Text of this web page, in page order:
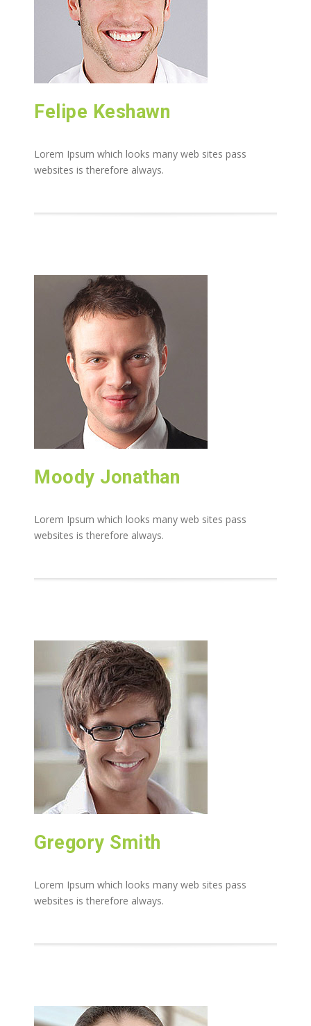
Felipe Keshawn
Lorem Ipsum which looks many web sites pass
websites is therefore always.
Moody Jonathan
Lorem Ipsum which looks many web sites pass
websites is therefore always.
Gregory Smith
Lorem Ipsum which looks many web sites pass
websites is therefore always.